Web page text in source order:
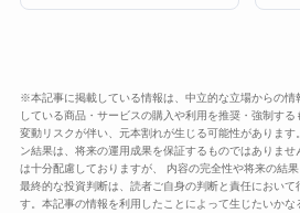
※本記事に掲載している情報は、中立的な立場からの情
している商品・サービスの購入や利用を推奨・強制す
変動リスクが伴い、元本割れが生じる可能性があります
ン結果は、将来の運用成果を保証するものではありま
は十分配慮しておりますが、 内容の完全性や将来の結
最終的な投資判断は、読者ご自身の判断と責任において
す。本記事の情報を利用したことによって生じたいか